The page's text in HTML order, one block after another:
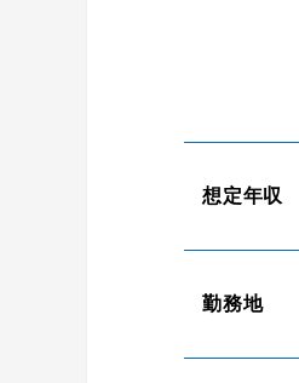
想定年収
勤務地